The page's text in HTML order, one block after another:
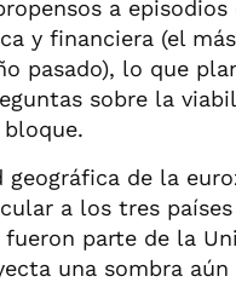
a episodios
y financiera (el
pasado), lo que
sobre la
geográfica de la
a los tres
fueron parte de la
una sombra aún